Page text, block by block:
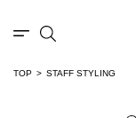
TOP STAFF STYLING